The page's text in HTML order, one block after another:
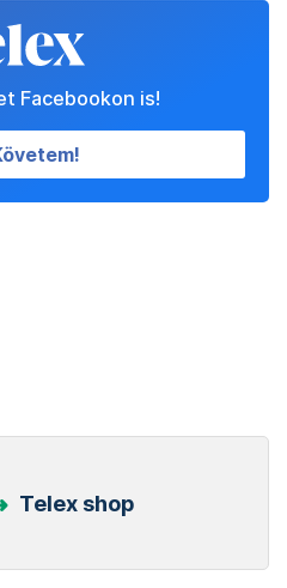
Facebookon is!
Telex shop